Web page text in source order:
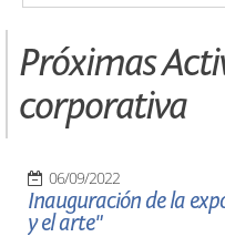
Próximas
corporativa
06/09/2022
Inauguración de la
y el arte"